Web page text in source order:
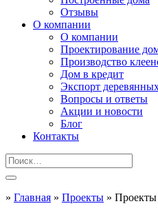
Отзывы
О компании
О компании
Проектирование
Производство
Дом в кредит
Экспорт
Вопросы и ответы
Акции и новости
Блог
Контакты
» Главная » Проекты »